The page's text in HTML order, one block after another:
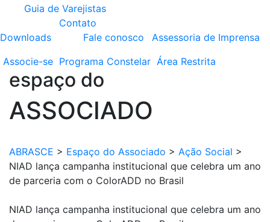
Guia de Varejistas
Downloads
Contato
Fale conosco
Assessoria de Imprensa
Associe-se Programa Constelar Área Restrita
espaço do
ASSOCIADO
ABRASCE > Espaço do Associado > Ação Social >
NIAD lança campanha institucional que celebra um ano
de parceria com o ColorADD no Brasil
NIAD lança campanha institucional que celebra um ano